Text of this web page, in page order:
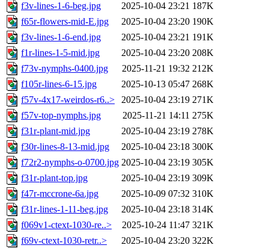
f3v-lines-1-6-beg.jpg
2025-10-04 23:21 187K
f65r-flowers-mid-E.jpg
2025-10-04 23:20 190K
f3v-lines-1-6-end.jpg
2025-10-04 23:21 191K
f1r-lines-1-5-mid.jpg
2025-10-04 23:20 208K
f73v-nymphs-0400.jpg
2025-11-21 19:32 212K
f105r-lines-6-15.jpg
2025-10-13 05:47 268K
f57v-4x17-weirdos-r6..>
2025-10-04 23:19 271K
f57v-top-nymphs.jpg
2025-11-21 14:11 275K
f31r-plant-mid.jpg
2025-10-04 23:19 278K
f30r-lines-8-13-mid.jpg
2025-10-04 23:18 300K
f72r2-nymphs-o-0700.jpg 2025-10-04 23:19 305K
f31r-plant-top.jpg
2025-10-04 23:19 309K
f47r-mccrone-6a.jpg
2025-10-09 07:32 310K
f31r-lines-1-11-beg.jpg
2025-10-04 23:18 314K
f069v1-ctext-1030-re..>
2025-10-24 11:47 321K
f69v-ctext-1030-retr..>
2025-10-04 23:20 322K